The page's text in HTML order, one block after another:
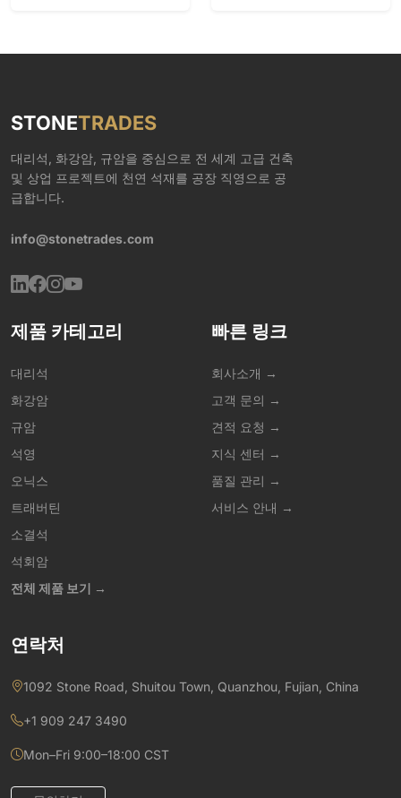
STONETRADES
대리석, 화강암, 규암을 중심으로 전 세계 고급 건축
및 상업 프로젝트에 천연 석재를 공장 직영으로 공
급합니다.
info@stonetrades.com
제품 카테고리
대리석
화강암
규암
석영
오닉스
트래버틴
소결석
석회암
전체 제품 보기 →
빠른 링크
회사소개 →
고객 문의 →
견적 요청 →
지식 센터 →
품질 관리 →
서비스 안내 →
연락처
1092 Stone Road, Shuitou Town, Quanzhou, Fujian, China
+1 909 247 3490
Mon–Fri 9:00–18:00 CST